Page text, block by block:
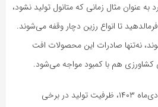
عنوان مثال زمانی که متانول تولید نشود،
تا انواع رزین دچار وقفه می‌شوند.
نه‌تنها صادرات این محصولات افت
کشاورزی هم با کمبود مواجه می‌شود.
براساس بررسی‌های موجود در دی‌ماه ۱۴۰۳، ظرفیت تولید در برخی